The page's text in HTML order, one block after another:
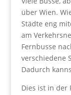
über Wien.
Städte eng
am
Fernbusse
verschiedene
Dadurch
Dies ist in der